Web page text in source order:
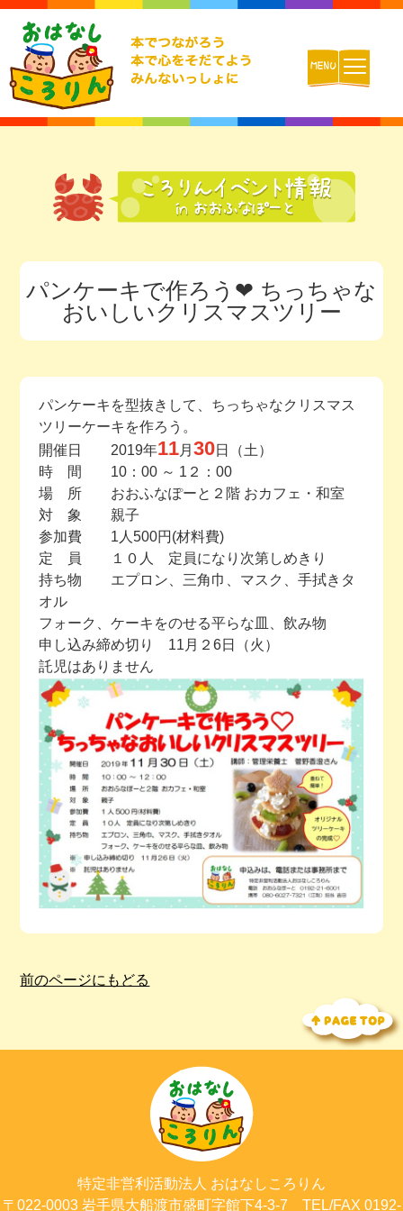
おはなしころりんとは
チームの紹介
活動報告ブログ
今月の予定
活動場所のご案内
ファンクラブのご案内
お問い合わせ
パンケーキで作ろう❤ ちっちゃな
おいしいクリスマスツリー
パンケーキを型抜きして、ちっちゃなクリスマス
ツリーケーキを作ろう。
開催日 2019年11月 30日（土）
時 間 10：00 ～ 1２：00
場 所 おおふなぽーと２階 おカフェ・和室
対 象 親子
参加費 1人500円(材料費)
定 員 １０人 定員になり次第しめきり
持ち物 エプロン、三角巾、マスク、手拭きタ
オル
フォーク、ケーキをのせる平らな皿、飲み物
申し込み締め切り 11月２6日（火）
託児はありません
前のページにもどる
特定非営利活動法人 おはなしころりん
〒022-0003 岩手県大船渡市盛町字館下4-3-7 TEL/FAX 0192-